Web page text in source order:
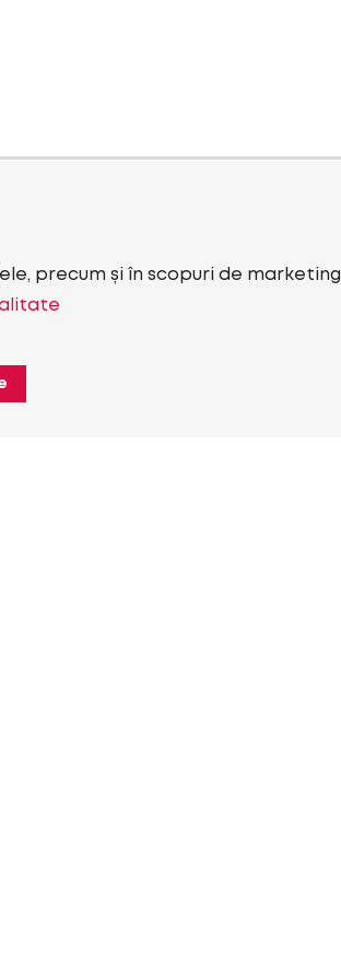
precum și în scopuri de marketing